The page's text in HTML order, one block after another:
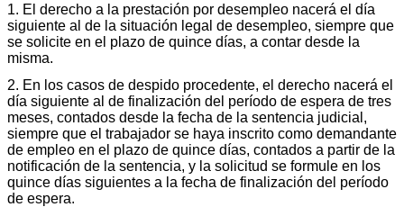
1. El derecho a la prestación por desempleo nacerá el día
siguiente al de la situación legal de desempleo, siempre que
se solicite en el plazo de quince días, a contar desde la
misma.
2. En los casos de despido procedente, el derecho nacerá el
día siguiente al de finalización del período de espera de tres
meses, contados desde la fecha de la sentencia judicial,
siempre que el trabajador se haya inscrito como demandante
de empleo en el plazo de quince días, contados a partir de la
notificación de la sentencia, y la solicitud se formule en los
quince días siguientes a la fecha de finalización del período
de espera.